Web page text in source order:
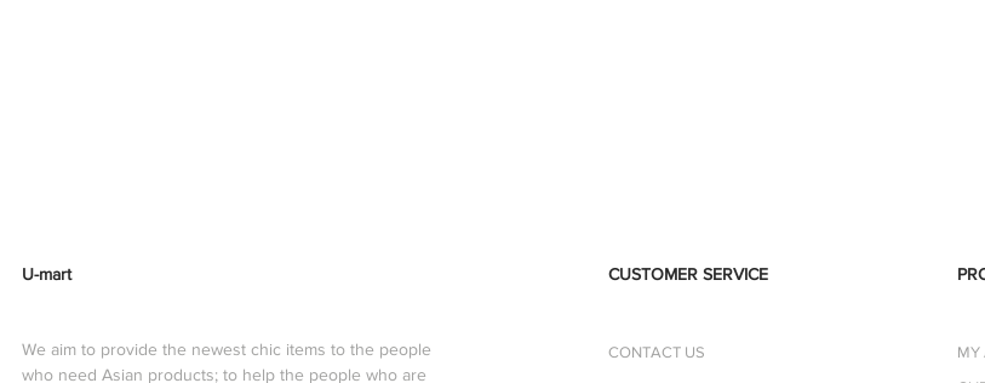
U-mart
We aim to provide the newest chic items to the people
who need Asian products; to help the people who are
CUSTOMER SERVICE
CONTACT US
MY